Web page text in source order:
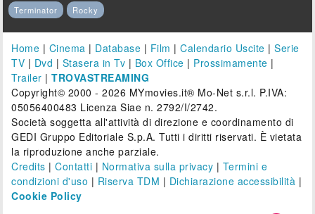
Terminator
Rocky
Home | Cinema | Database | Film |Calendario Uscite |Serie
TV | Dvd | Stasera in Tv | Box Office | Prossimamente |
Trailer |TROVASTREAMING
Copyright© 2000 - 2026 MYmovies.it® Mo-Net s.r.l. P.IVA:
05056400483 Licenza Siae n. 2792/I/2742.
Società soggetta all'attività di direzione e coordinamento di
GEDI Gruppo Editoriale S.p.A. Tutti i diritti riservati. È vietata
la riproduzione anche parziale.
Credits |Contatti | Normativa sulla privacy | Termini e
condizioni d'uso | Riserva TDM | Dichiarazione accessibilità |
Cookie Policy